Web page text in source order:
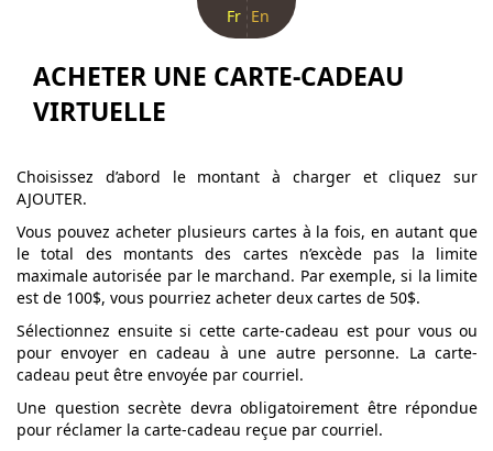
Fr En
ACHETER UNE CARTE-CADEAU
VIRTUELLE
Choisissez d’abord le montant à charger et cliquez sur
AJOUTER.
Vous pouvez acheter plusieurs cartes à la fois, en autant que
le total des montants des cartes n’excède pas la limite
maximale autorisée par le marchand. Par exemple, si la limite
est de 100$, vous pourriez acheter deux cartes de 50$.
Sélectionnez ensuite si cette carte-cadeau est pour vous ou
pour envoyer en cadeau à une autre personne. La carte-
cadeau peut être envoyée par courriel.
Une question secrète devra obligatoirement être répondue
pour réclamer la carte-cadeau reçue par courriel.